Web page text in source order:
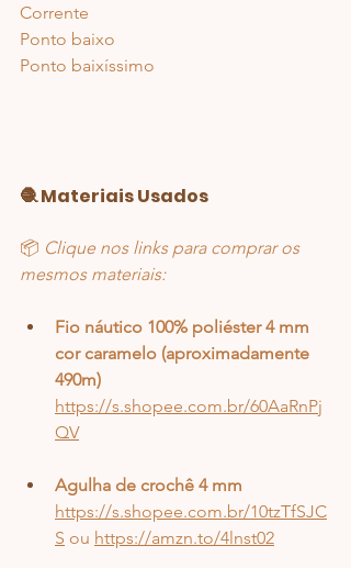
Corrente
Ponto baixo
Ponto baixíssimo
🧶 Materiais Usados
📦 Clique nos links para comprar os
mesmos materiais:
Fio náutico 100% poliéster 4 mm
cor caramelo (aproximadamente
490m)
https://s.shopee.com.br/60AaRnPj
QV
Agulha de crochê 4 mm
https://s.shopee.com.br/10tzTfSJC
S ou https://amzn.to/4lnst02